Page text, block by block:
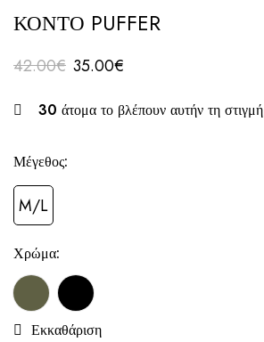
ΚΟΝΤΟ PUFFER
42.00€ 35.00€
30 άτομα το βλέπουν αυτήν τη στιγμή
Μέγεθος:
M/L
Χρώμα:
Εκκαθάριση